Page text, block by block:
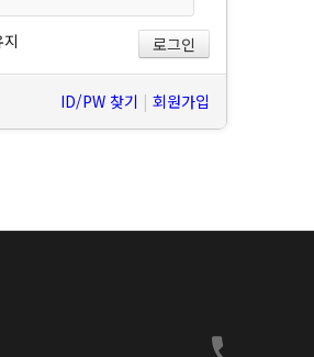
ID/PW 찾기 | 회원가입